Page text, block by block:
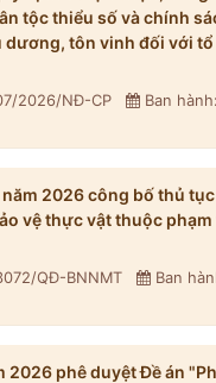
tộc thiểu số và chính
dương, tôn vinh đối với
2026/NĐ-CP Ban
2026 công bố thủ
vệ thực vật thuộc
QĐ-BNNMT Ban
2026 phê duyệt Đề án